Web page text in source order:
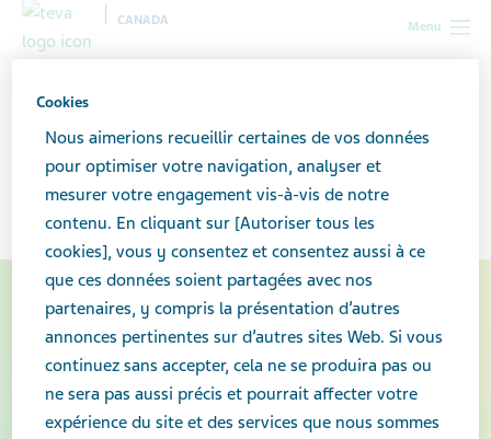
Menu
CANADA
Archives des leçons de FC
Cookies
Nous aimerions recueillir certaines de vos données
pour optimiser votre navigation, analyser et
mesurer votre engagement vis-à-vis de notre
contenu. En cliquant sur [Autoriser tous les
cookies], vous y consentez et consentez aussi à ce
que ces données soient partagées avec nos
partenaires, y compris la présentation d’autres
annonces pertinentes sur d’autres sites Web. Si vous
continuez sans accepter, cela ne se produira pas ou
ne sera pas aussi précis et pourrait affecter votre
expérience du site et des services que nous sommes